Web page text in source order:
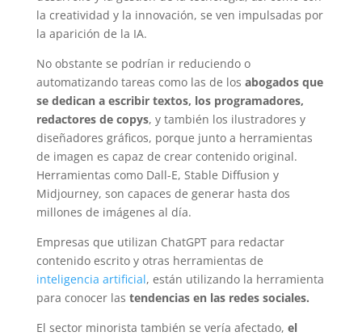
la creatividad y la innovación, se ven impulsadas por
la aparición de la IA.
No obstante se podrían ir reduciendo o
automatizando tareas como las de los abogados que
se dedican a escribir textos, los programadores,
redactores de copys, y también los ilustradores y
diseñadores gráficos, porque junto a herramientas
de imagen es capaz de crear contenido original.
Herramientas como Dall-E, Stable Diffusion y
Midjourney, son capaces de generar hasta dos
millones de imágenes al día.
Empresas que utilizan ChatGPTpara redactar
contenido escrito y otras herramientas de
inteligencia artificial, están utilizando la herramienta
para conocer las tendencias en las redes sociales.
El sector minorista también se vería afectado, el